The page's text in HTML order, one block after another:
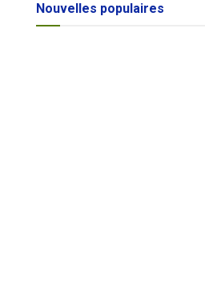
Nouvelles populaires